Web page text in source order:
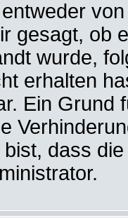
gesagt, ob
wurde,
erhalten
Ein Grund
dass